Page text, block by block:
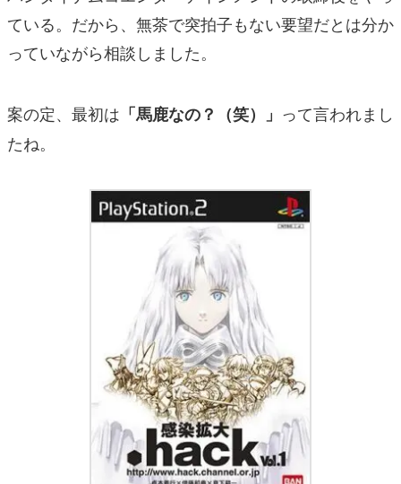
ている。だから、無茶で突拍子もない要望だとは分か
っていながら相談しました。
案の定、最初は 「馬鹿なの？（笑）」 って言われまし
たね。